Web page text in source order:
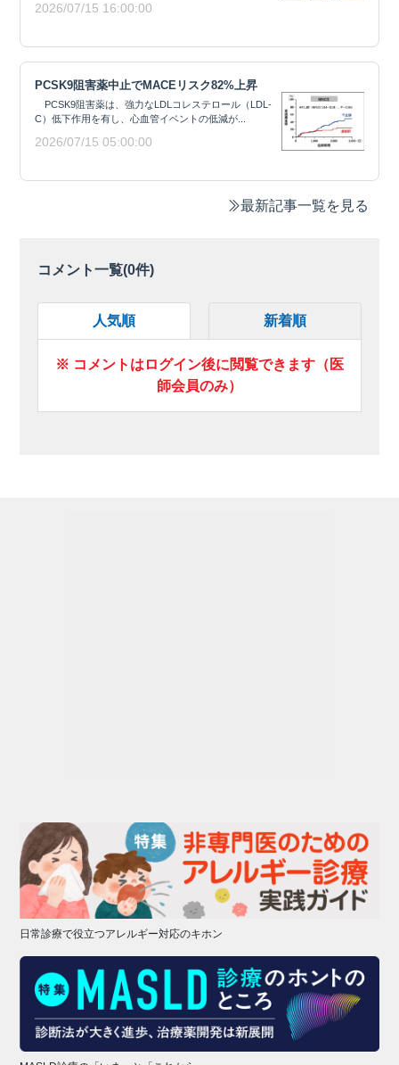
2026/07/15 16:00:00
PCSK9阻害薬中止でMACEリスク82%上昇
PCSK9阻害薬は、強力なLDLコレステロール（LDL-
C）低下作用を有し、心血管イベントの低減が...
2026/07/15 05:00:00
最新記事一覧を見る
コメント一覧(0件)
人気順 新着順
※ コメントはログイン後に閲覧できます（医
師会員のみ）
日常診療で役立つアレルギー対応のキホン